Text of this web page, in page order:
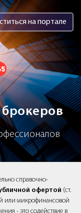
на портале
справочно-
офертой (ст.
или микрофинансовой
- это содействие в